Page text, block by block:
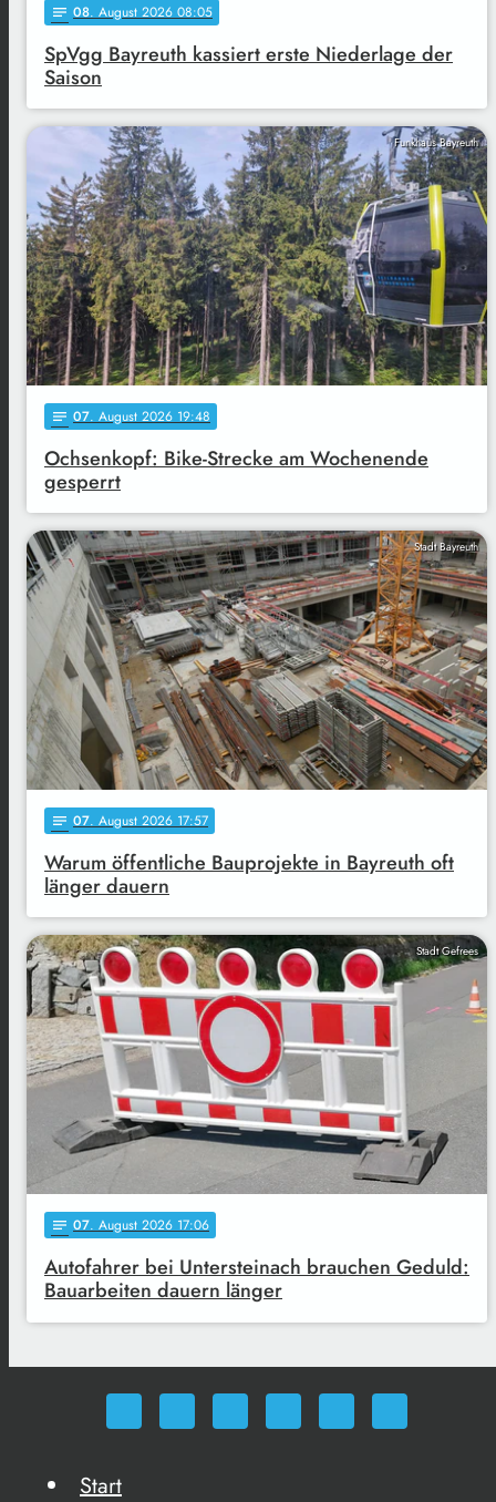
notes 08. August 2026 08:05
SpVgg Bayreuth kassiert erste Niederlage der
Saison
Funkhaus Bayreuth
notes 07. August 2026 19:48
Ochsenkopf: Bike-Strecke am Wochenende
gesperrt
Stadt Bayreuth
notes 07. August 2026 17:57
Warum öffentliche Bauprojekte in Bayreuth oft
länger dauern
Stadt Gefrees
notes 07. August 2026 17:06
Autofahrer bei Untersteinach brauchen Geduld:
Bauarbeiten dauern länger
Start